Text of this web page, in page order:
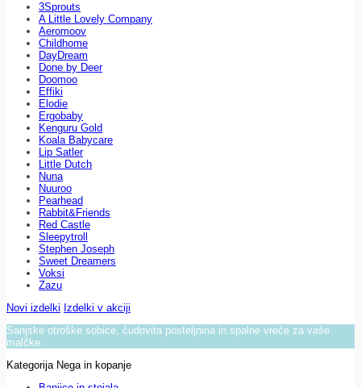
3Sprouts
A Little Lovely Company
Aeromoov
Childhome
DayDream
Done by Deer
Doomoo
Effiki
Elodie
Ergobaby
Kenguru Gold
Koala Babycare
Lip Satler
Little Dutch
Nuna
Nuuroo
Pearhead
Rabbit&Friends
Red Castle
Sleepytroll
Stephen Joseph
Sweet Dreamers
Voksi
Zazu
Novi izdelki Izdelki v akciji
Sanjske otroške sobice, čudovita posteljnina in spalne vreče za vaše
malčke.
Kategorija Nega in kopanje